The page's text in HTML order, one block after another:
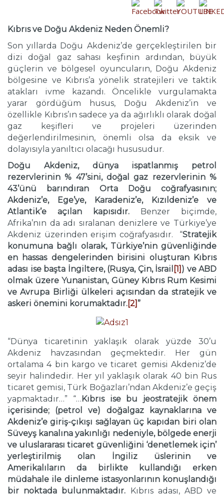
Kıbrıs ve Doğu Akdeniz Neden Önemli?
Son yıllarda Doğu Akdeniz’de gerçekleştirilen bir
dizi doğal gaz sahası keşfinin ardından, büyük
güçlerin ve bölgesel oyuncuların, Doğu Akdeniz
bölgesine ve Kıbrıs’a yönelik stratejileri ve taktik
atakları ivme kazandı. Öncelikle vurgulamakta
yarar gördüğüm husus, Doğu Akdeniz’in ve
özellikle Kıbrıs’ın sadece ya da ağırlıklı olarak doğal
gaz keşifleri ve projeleri üzerinden
değerlendirilmesinin, önemli olsa da eksik ve
dolayısıyla yanıltıcı olacağı hususudur.
Doğu Akdeniz, dünya ispatlanmış petrol
rezervlerinin % 47’sini, doğal gaz rezervlerinin %
43’ünü barındıran Orta Doğu coğrafyasının;
Akdeniz’e, Ege’ye, Karadeniz’e, Kızıldeniz’e ve
Atlantik’e açılan kapısıdır. Benzer biçimde,
Afrika’nın da adı sıralanan denizlere ve Türkiye’ye
Akdeniz üzerinden erişim coğrafyasıdır. “Stratejik
konumuna bağlı olarak, Türkiye’nin güvenliğinde
en hassas dengelerinden birisini oluşturan Kıbrıs
adası ise başta İngiltere, (Rusya, Çin, İsrail [1] ) ve ABD
olmak üzere Yunanistan, Güney Kıbrıs Rum Kesimi
ve Avrupa Birliği ülkeleri açısından da stratejik ve
askeri önemini korumaktadır. [2] ”
“Dünya ticaretinin yaklaşık olarak yüzde 30’u
Akdeniz havzasından geçmektedir. Her gün
ortalama 4 bin kargo ve ticaret gemisi Akdeniz’de
seyir halindedir. Her yıl yaklaşık olarak 40 bin Rus
ticaret gemisi, Türk Boğazları’ndan Akdeniz’e geçiş
yapmaktadır…” “… Kıbrıs ise bu jeostratejik önem
içerisinde; (petrol ve) doğalgaz kaynaklarına ve
Akdeniz’e giriş-çıkışı sağlayan üç kapıdan biri olan
Süveyş kanalına yakınlığı nedeniyle, bölgede enerji
ve uluslararası ticaret güvenliğini ‘denetlemek için’
yerleştirilmiş olan İngiliz üslerinin ve
Amerikalıların da birlikte kullandığı erken
müdahale ile dinleme istasyonlarının konuşlandığı
bir noktada bulunmaktadır.
Kıbrıs adası, ABD ve